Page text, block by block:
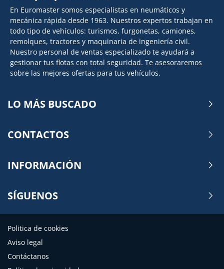
En Euromaster somos especialistas en neumáticos y
mecánica rápida desde 1963. Nuestros expertos trabajan en
todo tipo de vehículos: turismos, furgonetas, camiones,
remolques, tractores y maquinaria de ingeniería civil.
Nuestro personal de ventas especializado te ayudará a
gestionar tus flotas con total seguridad. Te asesoraremos
sobre las mejores ofertas para tus vehículos.
LO MÁS BUSCADO
CONTACTOS
INFORMACIÓN
SÍGUENOS
Politica de cookies
Aviso legal
Contáctanos